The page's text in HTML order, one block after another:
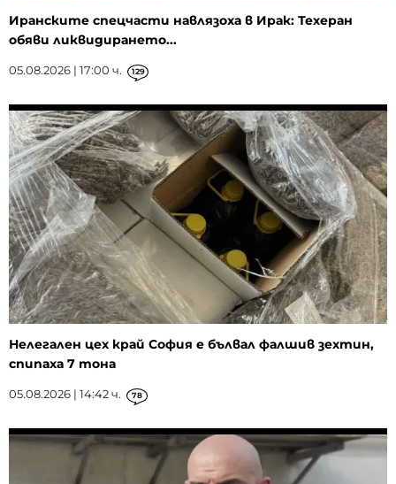
Иранските спецчасти навлязоха в Ирак: Техеран
обяви ликвидирането...
05.08.2026 | 17:00 ч. 129
Нелегален цех край София е бълвал фалшив зехтин,
спипаха 7 тона
05.08.2026 | 14:42 ч. 78